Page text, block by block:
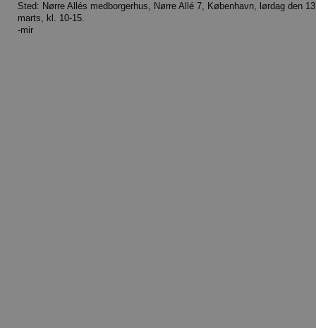
Sted: Nørre Allés medborgerhus, Nørre Allé 7, København, lørdag den
marts, kl. 10-15.
-mir